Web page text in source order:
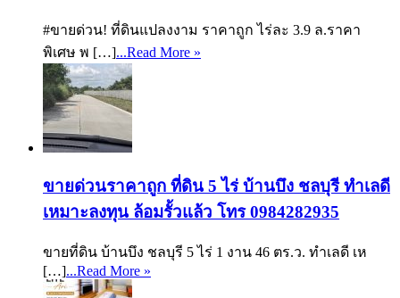
#ขายด่วน! ที่ดินแปลงงาม ราคาถูก ไร่ละ 3.9 ล.ราคา
พิเศษ พ […]...Read More »
ขายด่วนราคาถูก ที่ดิน 5 ไร่ บ้านบึง ชลบุรี ทำเลดี
เหมาะลงทุน ล้อมรั้วแล้ว โทร 0984282935
ขายที่ดิน บ้านบึง ชลบุรี 5 ไร่ 1 งาน 46 ตร.ว. ทำเลดี เห
[…]...Read More »